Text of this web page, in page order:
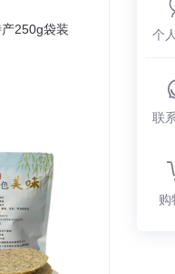
250g袋装 个
联
购